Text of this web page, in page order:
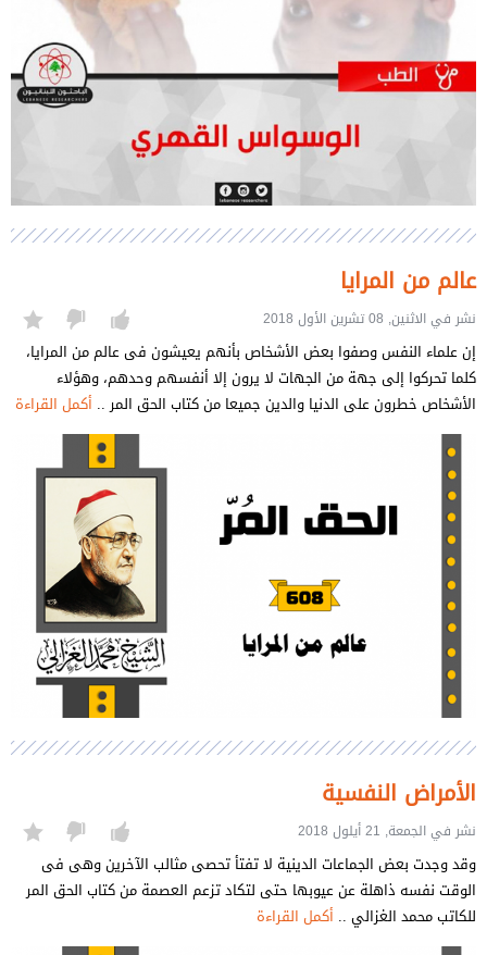
عالم من المرايا
نشر في الاثنين, 08 تشرين الأول 2018
إن علماء النفس وصفوا بعض الأشخاص بأنهم يعيشون فى عالم من المرايا،
كلما تحركوا إلى جهة من الجهات لا يرون إلا أنفسهم وحدهم، وهؤلاء
الأشخاص خطرون على الدنيا والدين جميعا من كتاب الحق المر .. أكمل القراءة
الأمراض النفسية
نشر في الجمعة, 21 أيلول 2018
وقد وجدت بعض الجماعات الدينية لا تفتأ تحصى مثالب الآخرين وهى فى
الوقت نفسه ذاهلة عن عيوبها حتى لتكاد تزعم العصمة من كتاب الحق المر
للكاتب محمد الغزالي .. أكمل القراءة